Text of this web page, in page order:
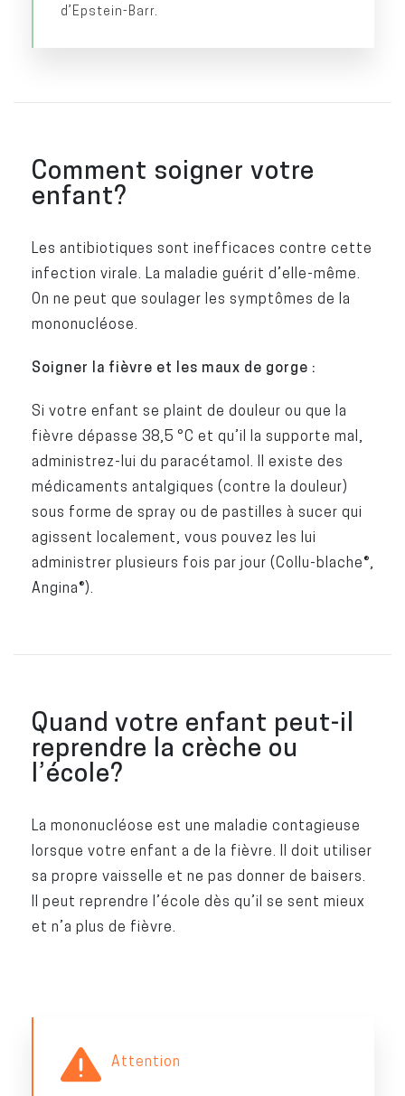
d’Epstein-Barr.
Comment soigner votre
enfant?
Les antibiotiques sont inefficaces contre cette
infection virale. La maladie guérit d’elle-même.
On ne peut que soulager les symptômes de la
mononucléose.
Soigner la fièvre et les maux de gorge :
Si votre enfant se plaint de douleur ou que la
fièvre dépasse 38,5 °C et qu’il la supporte mal,
administrez-lui du paracétamol. Il existe des
médicaments antalgiques (contre la douleur)
sous forme de spray ou de pastilles à sucer qui
agissent localement, vous pouvez les lui
administrer plusieurs fois par jour (Collu-blache®,
Angina®).
Quand votre enfant peut-il
reprendre la crèche ou
l’école?
La mononucléose est une maladie contagieuse
lorsque votre enfant a de la fièvre. Il doit utiliser
sa propre vaisselle et ne pas donner de baisers.
Il peut reprendre l’école dès qu’il se sent mieux
et n’a plus de fièvre.
Attention